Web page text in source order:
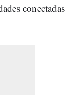
conectadas